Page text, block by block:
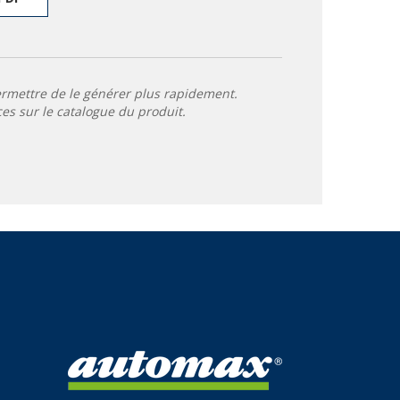
de le générer plus rapidement.
sur le catalogue du produit.